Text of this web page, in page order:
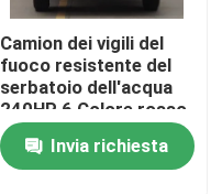
Camion dei vigili del
fuoco resistente del
serbatoio dell'acqua
240HP 6 Colore rosso
a ruote 10T
Invia richiesta